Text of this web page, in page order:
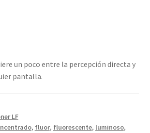
un poco entre la percepción directa y
pantalla.
LF
, fluor, fluorescente, luminoso,